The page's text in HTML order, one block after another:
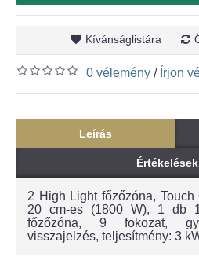
Kívánságlistára
0 vélemény / Írjon
Leírás
2 High Light főzőzóna,
20 cm-es (1800 W), 1 db
főzőzóna, 9 fokozat,
visszajelzés, teljesítmény: 3